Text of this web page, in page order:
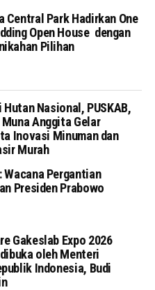
Central Park Hadirkan One
Open House dengan
Pilihan
Nasional, PUSKAB,
Muna Anggita Gelar
Inovasi Minuman dan
Murah
Wacana Pergantian
Presiden Prabowo
Gakeslab Expo 2026
oleh Menteri
Indonesia, Budi